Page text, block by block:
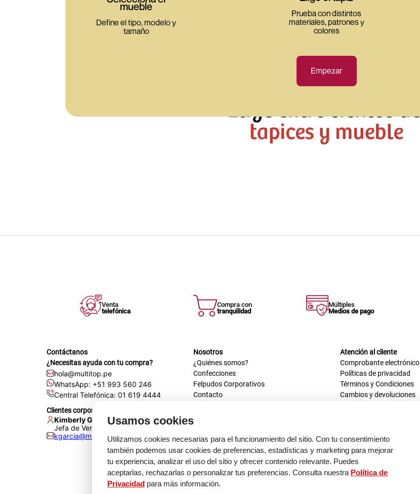
Usamos cookies
Utilizamos cookies necesarias para el funcionamiento del sitio. Con tu consentimiento
también podemos usar cookies de preferencias, estadísticas y marketing para mejorar
tu experiencia, analizar el uso del sitio y ofrecer contenido relevante. Puedes
aceptarlas, rechazarlas o personalizar tus preferencias. Consulta nuestra Política de
Privacidad para más información.
Venta
telefónica
Compra con
tranquilidad
Múltiples
Medios de pago
Contáctanos
¿Necesitas ayuda con tu compra?
hola@multitop.pe
WhatsApp: +51 993 560 246
Central Telefónica: 01 619 4444
Clientes corporativos
Kimberly Garcia
Jefa de Ventas Empresas
kgarcia@multitop.pe
Nosotros
¿Quiénes somos?
Confecciones
Felpudos Corporativos
Contacto
Tienda física
Av. Iquitos 670 - 699, La Victoria
L-S: 8:00 a.m. - 6:30 p.m.
Feriados: 9:00 a.m. - 5:00 p.m.
Atención al cliente
Comprobante electrónico
Políticas de privacidad
Términos y Condiciones
Cambios y devoluciones